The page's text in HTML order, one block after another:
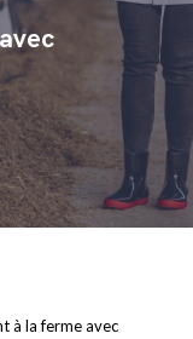
à la ferme avec